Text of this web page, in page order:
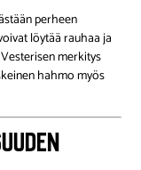
perheen
löytää rauhaa ja
merkitys
hahmo myös